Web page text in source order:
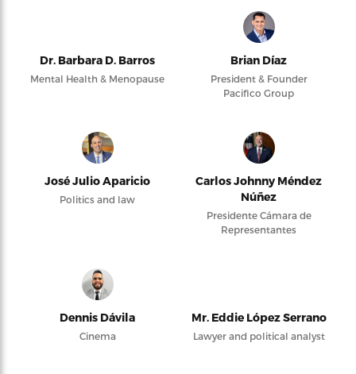
Dr. Barbara D. Barros
Mental Health & Menopause
Brian Díaz
President & Founder
Pacifico Group
José Julio Aparicio
Politics and law
Carlos Johnny Méndez
Núñez
Presidente Cámara de
Representantes
Dennis Dávila
Cinema
Mr. Eddie López Serrano
Lawyer and political analyst